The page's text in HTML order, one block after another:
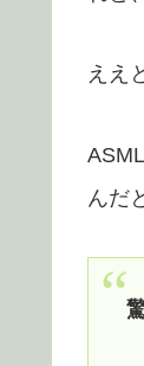
ええ
んだ